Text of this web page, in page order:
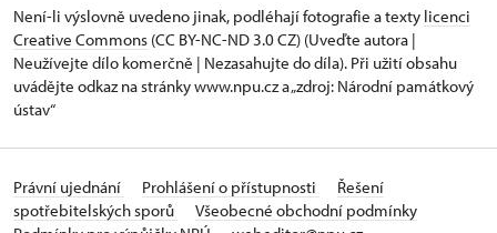
Není-li výslovně uvedeno jinak, podléhají fotografie a texty licenci
Creative Commons (CC BY-NC-ND 3.0 CZ) (Uveďte autora |
Neužívejte dílo komerčně | Nezasahujte do díla). Při užití obsahu
uvádějte odkaz na stránky www.npu.cz a „zdroj: Národní památkový
ústav“
Právní ujednání Prohlášení o přístupnosti
Řešení
spotřebitelských sporů
Všeobecné obchodní podmínky